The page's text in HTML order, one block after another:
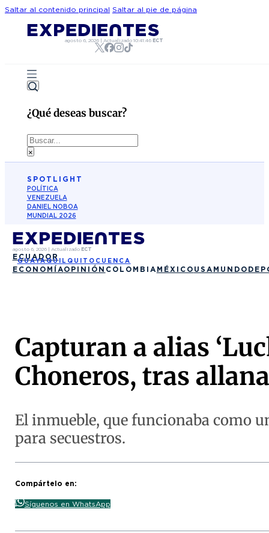
Saltar al contenido principal Saltar al pie de página
agosto 6, 2026 |Actualizado10:41:46 ECT
¿Qué deseas buscar?
Buscar
×
SPOTLIGHT
POLÍTICA
VENEZUELA
DANIEL NOBOA
MUNDIAL 2026
agosto 6, 2026| Actualizado ECT
ECUADOR
GUAYAQUIL QUITO CUENCA
ECONOMÍAOPINIÓN COLOMBIA MÉXICO USA MUNDO
Capturan a alias
Choneros, tras
El inmueble, que funcionaba como
para secuestros.
Compártelo en:
Síguenos en WhatsApp